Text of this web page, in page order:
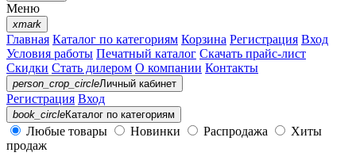
Меню
xmark
Главная Каталог по категориям Корзина Регистрация Вход
Условия работы Печатный каталог Скачать прайс-лист
Скидки Стать дилером О компании Контакты
person_crop_circleЛичный кабинет
Регистрация Вход
book_circleКаталог по категориям
Любые товары Новинки Распродажа
Хиты
продаж